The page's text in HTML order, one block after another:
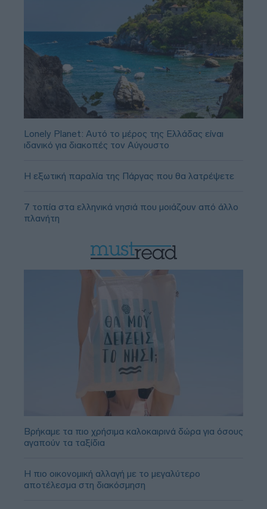
Lonely Planet: Αυτό το μέρος της Ελλάδας είναι
ιδανικό για διακοπές τον Αύγουστο
Η εξωτική παραλία της Πάργας που θα λατρέψετε
7 τοπία στα ελληνικά νησιά που μοιάζουν από άλλο
πλανήτη
Βρήκαμε τα πιο χρήσιμα καλοκαιρινά δώρα για όσους
αγαπούν τα ταξίδια
Η πιο οικονομική αλλαγή με το μεγαλύτερο
αποτέλεσμα στη διακόσμηση